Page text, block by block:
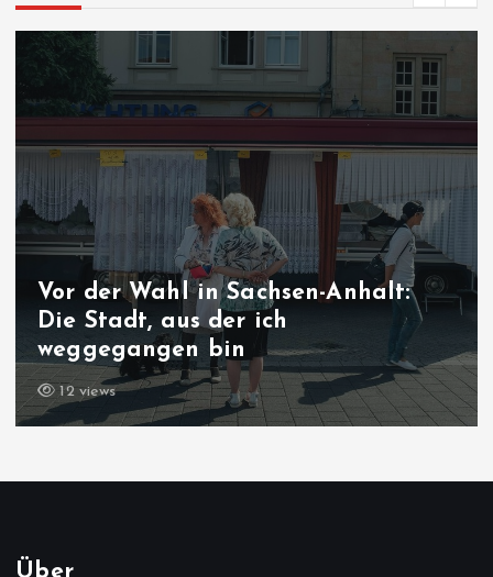
Vor der Wahl in Sachsen-Anhalt:
Die Stadt, aus der ich
weggegangen bin
12 views
Über